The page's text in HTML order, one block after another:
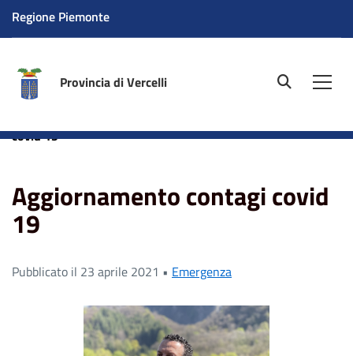
Regione Piemonte
Provincia di Vercelli site.searc
covid 19
Aggiornamento contagi covid
19
Pubblicato il 23 aprile 2021 • Emergenza